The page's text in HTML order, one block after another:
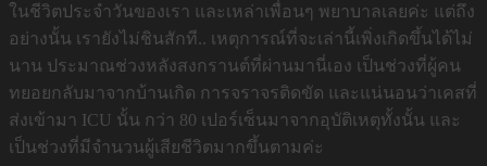
ในชีวิตประจำวันของเรา และเหล่าเพื่อนๆ พยาบาลเลยค่ะ แต่ถึง
อย่างนั้น เรายังไม่ชินสักที.. เหตุการณ์ที่จะเล่านี้เพิ่งเกิดขึ้นได้ไม่
นาน ประมาณช่วงหลังสงกรานต์ที่ผ่านมานี่เอง เป็นช่วงที่ผู้คน
ทยอยกลับมาจากบ้านเกิด การจราจรติดขัด และแน่นอนว่าเคสที่
ส่งเข้ามา ICU นั้น กว่า 80 เปอร์เซ็นมาจากอุบัติเหตุทั้งนั้น และ
เป็นช่วงที่มีจำนวนผู้เสียชีวิตมากขึ้นตามค่ะ